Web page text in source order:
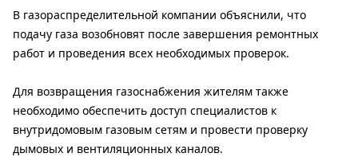
В газораспределительной компании объяснили, что
подачу газа возобновят после завершения ремонтных
работ и проведения всех необходимых проверок.
Для возвращения газоснабжения жителям также
необходимо обеспечить доступ специалистов к
внутридомовым газовым сетям и провести проверку
дымовых и вентиляционных каналов.